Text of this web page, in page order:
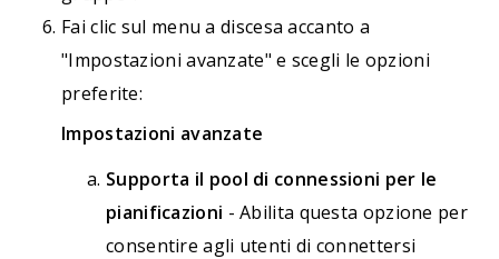
Fai clic sul menu a discesa accanto a
"Impostazioni avanzate" e scegli le opzioni
preferite:
Impostazioni avanzate
Supporta il pool di connessioni per le
pianificazioni - Abilita questa opzione per
consentire agli utenti di connettersi